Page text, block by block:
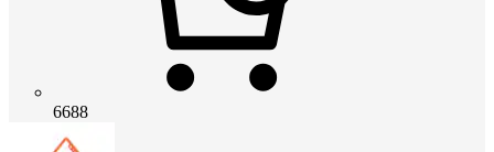
6688